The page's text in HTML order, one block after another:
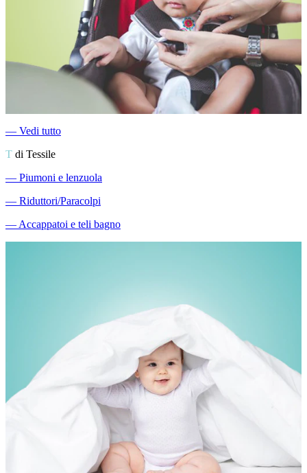
― Vedi tutto
T di Tessile
― Piumoni e lenzuola
― Riduttori/Paracolpi
―Accappatoi e teli bagno